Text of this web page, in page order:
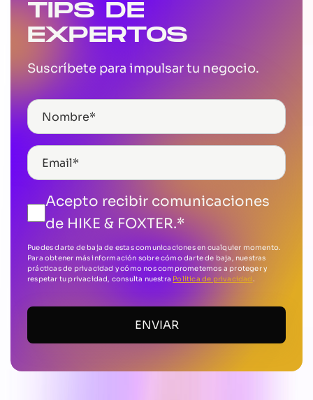
TIPS DE
EXPERTOS
Suscríbete para impulsar tu negocio.
Acepto recibir comunicaciones
de HIKE & FOXTER.*
Puedes darte de baja de estas comunicaciones en cualquier momento.
Para obtener más información sobre cómo darte de baja, nuestras
prácticas de privacidad y cómo nos comprometemos a proteger y
respetar tu privacidad, consulta nuestra Política de privacidad.